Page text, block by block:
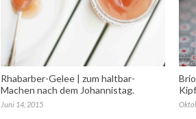
Rhabarber-Gelee | zum haltbar-
Machen nach dem Johannistag.
Juni 14, 2015